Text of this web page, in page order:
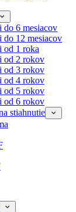
do 6 mesiacov
do 12 mesiacov
od 1 roka
od 2 rokov
od 3 rokov
od 4 rokov
od 5 rokov
od 6 rokov
stiahnutie